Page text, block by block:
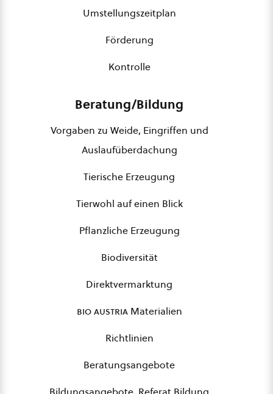
Umstellungszeitplan
Förderung
Kontrolle
Beratung/Bildung
Vorgaben zu Weide, Eingriffen und
Auslaufüberdachung
Tierische Erzeugung
Tierwohl auf einen Blick
Pflanzliche Erzeugung
Biodiversität
Direktvermarktung
bio austriaMaterialien
Richtlinien
Beratungsangebote